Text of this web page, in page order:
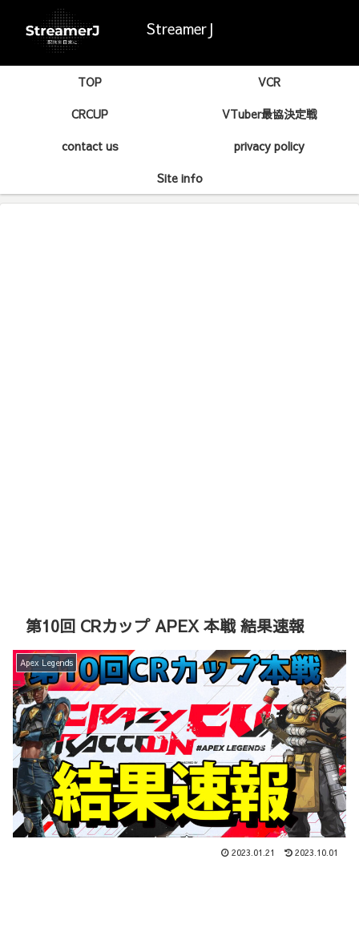
StreamerJ
TOP
VCR
CRCUP
VTuber最協決定戦
contact us
privacy policy
Site info
第10回 CRカップ APEX 本戦 結果速報
Apex Legends
2023.01.21 2023.10.01